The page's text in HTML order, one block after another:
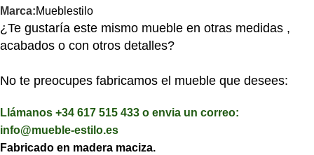
Marca:Mueblestilo
¿Te gustaría este mismo mueble en otras medidas ,
acabados o con otros detalles?
No te preocupes fabricamos el mueble que desees:
Llámanos +34 617 515 433 o envia un correo:
info@mueble-estilo.es
Fabricado en madera maciza.